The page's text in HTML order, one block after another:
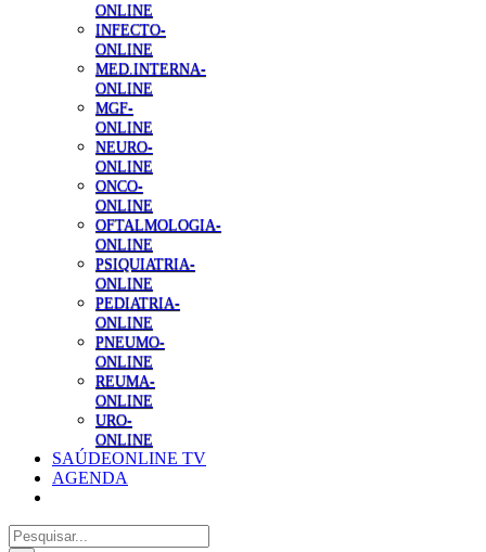
ONLINE
INFECTO-
ONLINE
MED.INTERNA-
ONLINE
MGF-
ONLINE
NEURO-
ONLINE
ONCO-
ONLINE
OFTALMOLOGIA-
ONLINE
PSIQUIATRIA-
ONLINE
PEDIATRIA-
ONLINE
PNEUMO-
ONLINE
REUMA-
ONLINE
URO-
ONLINE
SAÚDEONLINE TV
AGENDA
Pesquisar